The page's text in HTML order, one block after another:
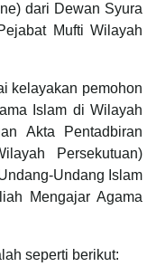
dari Dewan Syura
Mufti Wilayah
kelayakan pemohon
Islam di Wilayah
Akta Pentadbiran
Persekutuan)
Undang Islam
Mengajar Agama
seperti berikut: